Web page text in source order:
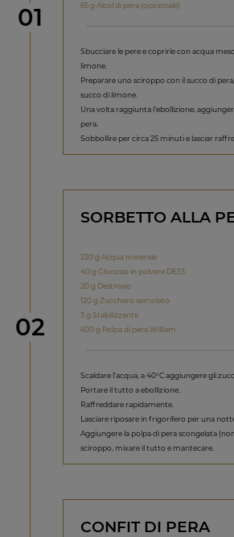
Step
01
65 g Alcol di pera (opzionale)
Sbucciare le pere e coprirle con acqua
limone.
Preparare uno sciroppo con il succo di
succo di limone.
Una volta raggiunta l’ebollizione,
pera.
Sobbollire per circa 25 minuti e lasciar
Step
02
SORBETTO ALLA
220 g Acqua minerale
40 g Glucosio in polvere DE33
20 g Destrosio
120 g Zucchero semolato
3 g Stabilizzante
600 g Polpa di pera William
Scaldare l’acqua, a 40°C aggiungere gli
Portare il tutto a ebollizione.
Raffreddare rapidamente.
Lasciare riposare in frigorifero per una
Aggiungere la polpa di pera scongelata
sciroppo, mixare il tutto e mantecare.
CONFIT DI PERA